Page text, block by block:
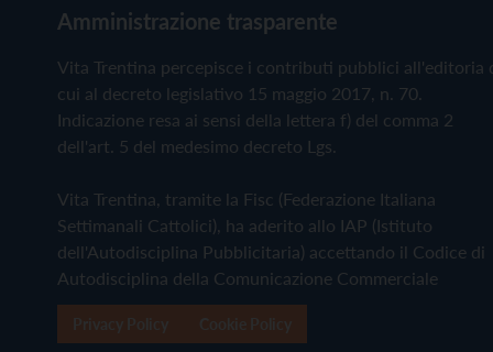
Amministrazione trasparente
Vita Trentina percepisce i contributi pubblici all'editoria
cui al decreto legislativo 15 maggio 2017, n. 70.
Indicazione resa ai sensi della lettera f) del comma 2
dell'art. 5 del medesimo decreto Lgs.
Vita Trentina, tramite la Fisc (Federazione Italiana
Settimanali Cattolici), ha aderito allo IAP (Istituto
dell'Autodisciplina Pubblicitaria) accettando il Codice di
Autodisciplina della Comunicazione Commerciale